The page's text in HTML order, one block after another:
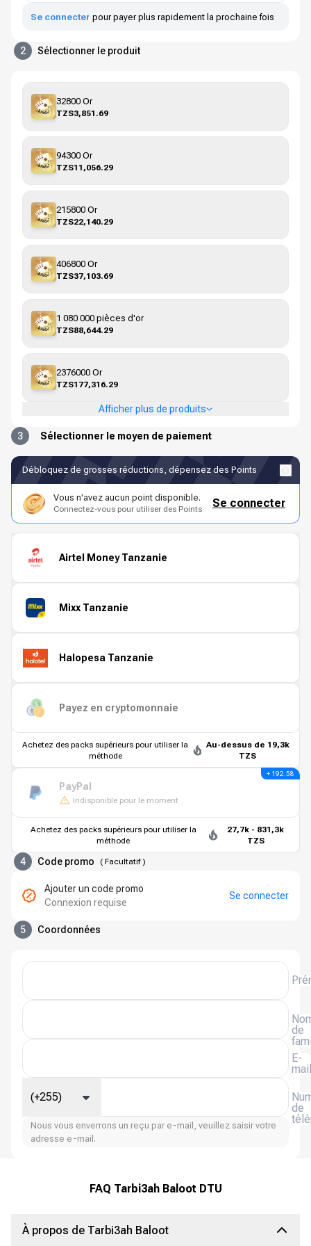
Se connecter pour payer plus rapidement la prochaine fois
2 Sélectionner le produit
32800 Or
TZS3,851.69
94300 Or
TZS11,056.29
215800 Or
TZS22,140.29
406800 Or
TZS37,103.69
1 080 000 pièces d'or
TZS88,644.29
2376000 Or
TZS177,316.29
Afficher plus de produits
3 Sélectionner le moyen de paiement
Débloquez de grosses réductions, dépensez des Points
Vous n'avez aucun point disponible.
Connectez-vous pour utiliser des Points Se connecter
Airtel Money Tanzanie
Mixx Tanzanie
Halopesa Tanzanie
Payez en cryptomonnaie
Achetez des packs supérieurs pour utiliser la
méthode
Au-dessus de 19,3k
TZS
PayPal
Indisponible pour le moment
+ 192.58
Achetez des packs supérieurs pour utiliser la
méthode
27,7k - 831,3k
TZS
4 Code promo ( Facultatif)
Ajouter un code promo
Connexion requise
Se connecter
5 Coordonnées
de
E-
mail
de
(+255)
Nous vous enverrons un reçu par e-mail, veuillez saisir votre
adresse e-mail.
FAQ Tarbi3ah Baloot DTU
À propos de Tarbi3ah Baloot